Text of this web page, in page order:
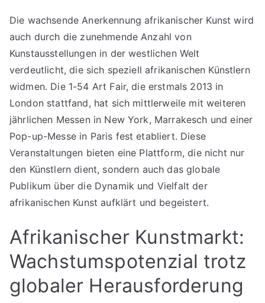
Die wachsende Anerkennung afrikanischer Kunst wird
auch durch die zunehmende Anzahl von
Kunstausstellungen in der westlichen Welt
verdeutlicht, die sich speziell afrikanischen Künstlern
widmen. Die 1-54 Art Fair, die erstmals 2013 in
London stattfand, hat sich mittlerweile mit weiteren
jährlichen Messen in New York, Marrakesch und einer
Pop-up-Messe in Paris fest etabliert. Diese
Veranstaltungen bieten eine Plattform, die nicht nur
den Künstlern dient, sondern auch das globale
Publikum über die Dynamik und Vielfalt der
afrikanischen Kunst aufklärt und begeistert.
Afrikanischer Kunstmarkt:
Wachstumspotenzial trotz
globaler Herausforderung